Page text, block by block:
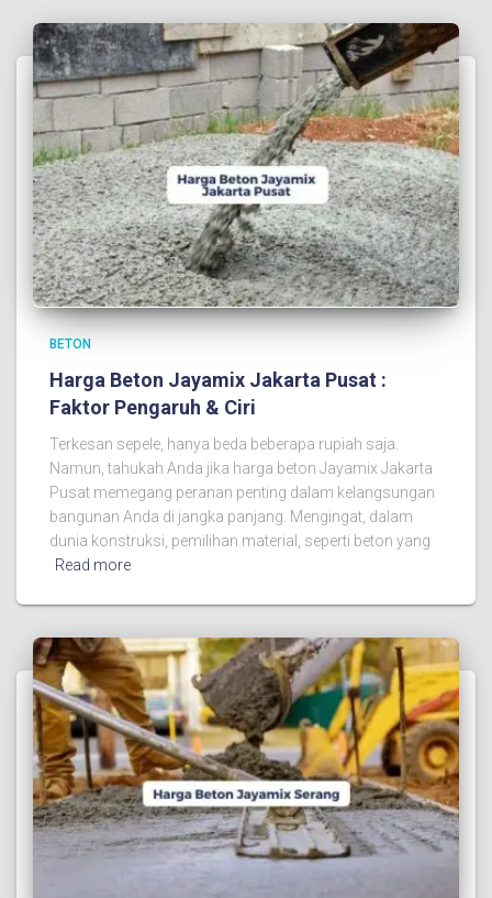
BETON
Harga Beton Jayamix Jakarta Pusat :
Faktor Pengaruh & Ciri
Terkesan sepele, hanya beda beberapa rupiah saja.
Namun, tahukah Anda jika harga beton Jayamix Jakarta
Pusat memegang peranan penting dalam kelangsungan
bangunan Anda di jangka panjang. Mengingat, dalam
dunia konstruksi, pemilihan material, seperti beton yang
Read more